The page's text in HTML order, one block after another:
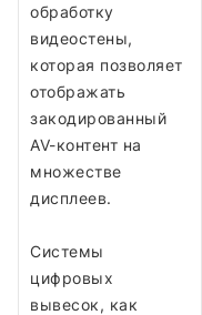
обработку
видеостены,
которая позволяет
отображать
закодированный
AV-контент на
множестве
дисплеев.
Системы
цифровых
вывесок, как